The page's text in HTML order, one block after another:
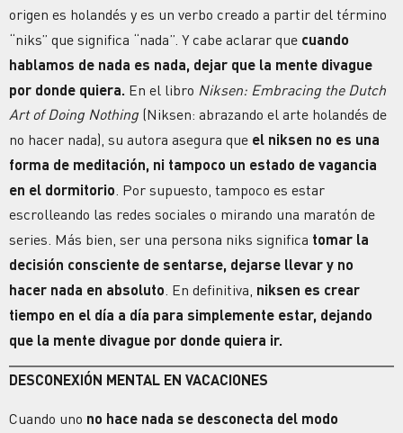
origen es holandés y es un verbo creado a partir del término
“niks” que significa “nada”. Y cabe aclarar que cuando
hablamos de nada es nada, dejar que la mente divague
por donde quiera. En el libro Niksen: Embracing the Dutch
Art of Doing Nothing (Niksen: abrazando el arte holandés de
no hacer nada), su autora asegura que el niksen no es una
forma de meditación, ni tampoco un estado de vagancia
en el dormitorio . Por supuesto, tampoco es estar
escrolleando las redes sociales o mirando una maratón de
series. Más bien, ser una persona niks significa tomar la
decisión consciente de sentarse, dejarse llevar y no
hacer nada en absoluto . En definitiva, niksen es crear
tiempo en el día a día para simplemente estar, dejando
que la mente divague por donde quiera ir.
DESCONEXIÓN MENTAL EN VACACIONES
Cuando uno no hace nada se desconecta del modo